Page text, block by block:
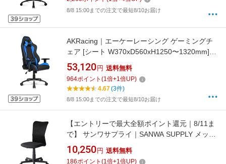
WHITE [アームレストあり /ヘッドレストあり /
ロッキングあり /リクライニングあり]
8/8 15:00までの注文で最短8/10お届け
AKRacing｜エーケーレーシング ゲーミングチ
ェア [シート W370xD560xH1250〜1320mm]
Nitro V2 ブルー NITRO-BLUE/V2
53,120 円 送料無料
964ポイント (1倍+1倍UP)
4.67(3件)
8/8 15:00までの注文で最短8/10お届け
【エントリーで最大全額ポイント還元｜8/11ま
で】 サンワサプライ｜SANWA SUPPLY メッシ
ュチェア（ブラック） SNC-
NET18BK2[SNCNET18BK2]
10,250 円 送料無料
186ポイント (1倍+1倍UP)